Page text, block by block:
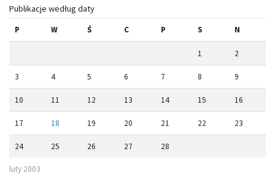
Publikacje według daty
luty 2003
P W Ś C P S N
1 2
3 4 5 6 7 8 9
10 11 12 13 14 15 16
17 18 19 20 21 22 23
24 25 26 27 28